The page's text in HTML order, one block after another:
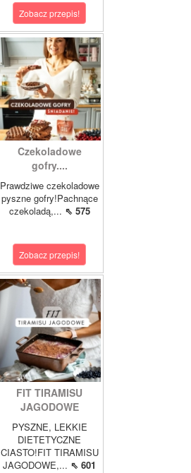
Zobacz przepis!
Czekoladowe
gofry....
Prawdziwe czekoladowe
pyszne gofry!Pachnące
czekoladą,... ⇖ 575
Zobacz przepis!
FIT TIRAMISU
JAGODOWE
PYSZNE, LEKKIE
DIETETYCZNE
CIASTO!FIT TIRAMISU
JAGODOWE,... ⇖ 601